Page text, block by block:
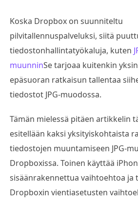
Koska Dropbox on suunniteltu
pilvitallennuspalveluksi, siitä
tiedostonhallintatyökaluja, kuten
muunninSe tarjoaa kuitenkin
epäsuoran ratkaisun tallentaa
tiedostot JPG-muodossa.
Tämän mielessä pitäen artikkelin
esitellään kaksi yksityiskohtaista
tiedostojen muuntamiseen JPG-
Dropboxissa. Toinen käyttää
sisäänrakennettua vaihtoehtoa ja
Dropboxin vientiasetusten